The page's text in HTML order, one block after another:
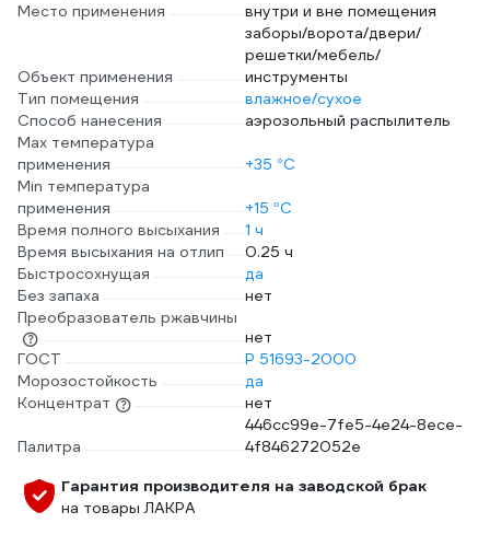
Место применения
внутри и вне помещения
Объект применения
заборы/ворота/двери/
решетки/мебель/
инструменты
Тип помещения
влажное/сухое
Способ нанесения
аэрозольный распылитель
Max температура
применения
+35 °С
Min температура
применения
+15 °С
Время полного высыхания
1 ч
Время высыхания на отлип
0.25 ч
Быстросохнущая
да
Без запаха
нет
Преобразователь ржавчины
нет
ГОСТ
Р 51693-2000
Морозостойкость
да
Концентрат
нет
Палитра
446cc99e-7fe5-4e24-8ece-
4f846272052e
Гарантия производителя на заводской брак
на товары ЛАКРА